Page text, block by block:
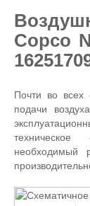
Copco
Почти во всех
подачи
необходимый